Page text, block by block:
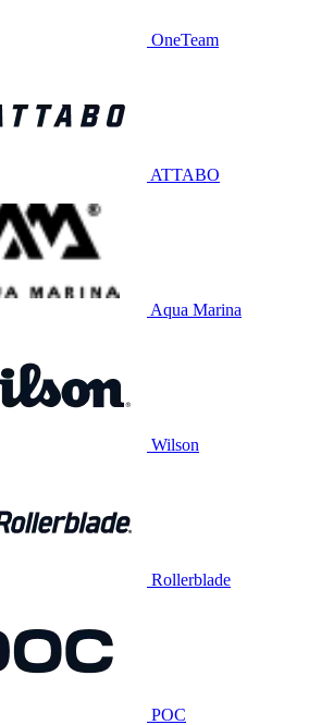
OneTeam
ATTABO
Aqua Marina
Wilson
Rollerblade
POC